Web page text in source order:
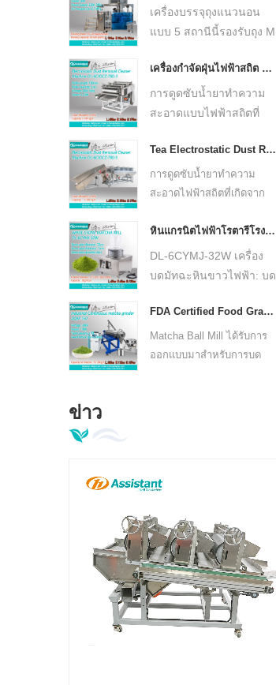
สตีลความจุ 50 กรัม/ชม.
เหมาะสำหรับร้านชาบูติก
ปริมาณน้อย
ผลิตผงมัทฉะที่สดใหม่และ
เป็นของแท้ ด้วย
การสร้างความร้อนต่ำ
ช่วยรักษาสี กลิ่น และ
รสชาติของใบชาตาม
ทนทาน เหมาะสำหรับร้า
นกาแฟมัทฉะ ร้านน้ำชา
ร้านอาหาร ร้านค้าสัมผัส
ตมัทฉะในปริมาณน้อย
เครื่องบรรจุถุงแนวนอน
แบบ 5 สถานีนี้รองรับถุง M
วัสดุที่เป็นเม็ดขนาด 50–
500 กรัม เช่น ชา โดยจะ
เสร็จสิ้นการชั่งน้ำหนัก
โดยอัตโนมัติด้วยการ
ควบคุมแบบเซอร์โว ซึ่ง
รองรับอุปกรณ์เสริมได้
เครื่องกำจัดฝุ่นไฟฟ้าสถิต 3 ลูกกลิ้งชาเครื่องกำจัดสิ่งสกปรก DL-6CJDCZ-780-3
การดูดซับน้ำยาทำความ
สะอาดแบบไฟฟ้าสถิตที่
4-10 อันจะสกัดสิ่งสกปรก
ในชา เช่น ผม ขนแปรง
ไม้กวาด ขี้เถ้าปุยชา มุง
พลาสติก ตะไบเหล็ก ฯลฯ
Tea Electrostatic Dust Removal Clearner Machine DL-6CJZ-135-6B - COPY - hb6rhk
การดูดซับน้ำยาทำความ
สะอาดไฟฟ้าสถิตที่เกิดจาก
ดึงสิ่งสกปรกออกจากชา เช่น
เส้นผม ขนแปรงไม้กวาด เถ้า
ปุยชา มุงจาก ผ้าไหมทอถุง
เป็นต้น
หินแกรนิตไฟฟ้าโรตารีโรงสีหินสีขาวเครื่องบดผงมัทฉะ DL-6CYMJ-32W
DL-6CYMJ-32W เครื่อง
บดมัทฉะหินขาวไฟฟ้า: บด
กรัม/ชม. 0.55KW เหมาะ
สำหรับมัทฉะเกรดพรีเมียม
ชุดเล็ก
FDA Certified Food Grade Stainless Steel PLC Controlled Industrial Tea Powder Machine DL-6CQM-40P - COPY - nr1k18
Matcha Ball Mill ได้รับการ
ออกแบบมาสำหรับการบด
ตาข่าย)
ข่าว